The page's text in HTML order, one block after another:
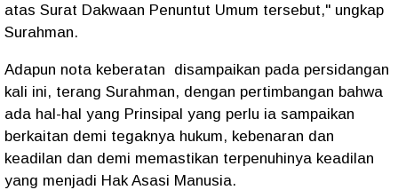
atas Surat Dakwaan Penuntut Umum tersebut," ungkap
Surahman.
Adapun nota keberatan disampaikan pada persidangan
kali ini, terang Surahman, dengan pertimbangan bahwa
ada hal-hal yang Prinsipal yang perlu ia sampaikan
berkaitan demi tegaknya hukum, kebenaran dan
keadilan dan demi memastikan terpenuhinya keadilan
yang menjadi Hak Asasi Manusia.